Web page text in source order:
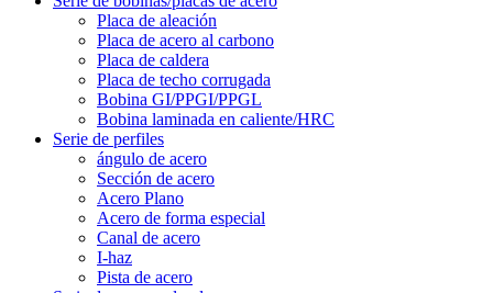
Placa de aleación
Placa de acero al carbono
Placa de caldera
Placa de techo corrugada
Bobina GI/PPGI/PPGL
Bobina laminada en caliente/HRC
Serie de perfiles
ángulo de acero
Sección de acero
Acero Plano
Acero de forma especial
Canal de acero
I-haz
Pista de acero